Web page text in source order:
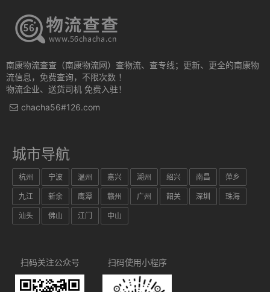
南康物流查查（南康物流网）查物流、查专线；更新、更全的南康物
流信息，免费查询，不限次数 ！
物流企业、送货司机 免费入驻！
chacha56#126.com
城市导航
杭州 宁波 温州 嘉兴 湖州 绍兴 南昌 萍乡
九江 新余 鹰潭 赣州 广州 韶关 深圳 珠海
汕头 佛山 江门 中山
扫码关注公众号 扫码使用小程序